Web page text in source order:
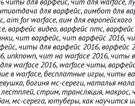
читы для варфейс, чит для warface,
для варфейс, аимбот для
for warface, аим для европейского
варфейс видео, варфейс птс, варфейс
чит варфейс, чит варфейс 2016,
читы для варфейс 2016, варфейс
unknown, чит на warface 2016, читы в
warface 2016, warface читы,
в warface, бесплатные игры, читы
богиня мс-сереги, наталья
стрим, трансляция, макрос,
мс-серега, ютуберы, как научится